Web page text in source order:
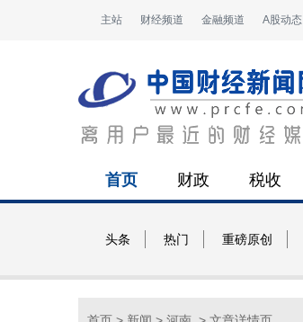
主站 财经频道 金融频道 A股动态
首页 财政 税收
头条 热门 重磅原创